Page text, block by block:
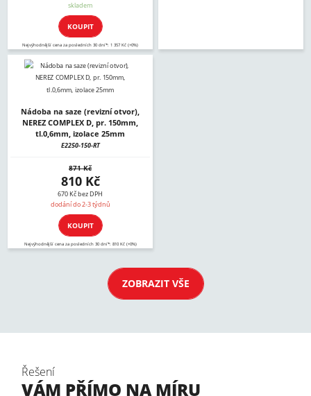
skladem
KOUPIT
Nejvýhodnější cena za posledních 30 dní*: 1 357 Kč (+0%)
Nádoba na saze (revizní otvor),
NEREZ COMPLEX D, pr. 150mm,
tl.0,6mm, izolace 25mm
E2250-150-RT
871 Kč
810 Kč
670 Kč bez DPH
dodání do 2-3 týdnů
KOUPIT
Nejvýhodnější cena za posledních 30 dní*: 810 Kč (+0%)
ZOBRAZIT VŠE
Řešení
VÁM PŘÍMO NA MÍRU